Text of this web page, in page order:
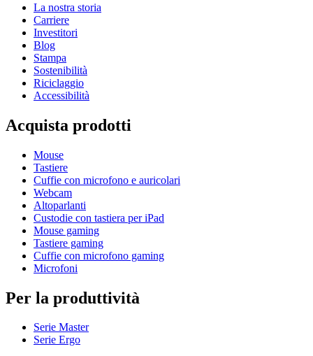
La nostra storia
Carriere
Investitori
Blog
Stampa
Sostenibilità
Riciclaggio
Accessibilità
Acquista prodotti
Mouse
Tastiere
Cuffie con microfono e auricolari
Webcam
Altoparlanti
Custodie con tastiera per iPad
Mouse gaming
Tastiere gaming
Cuffie con microfono gaming
Microfoni
Per la produttività
Serie Master
Serie Ergo